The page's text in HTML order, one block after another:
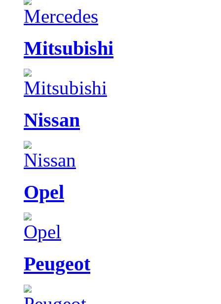
Mitsubishi
Nissan
Opel
Peugeot